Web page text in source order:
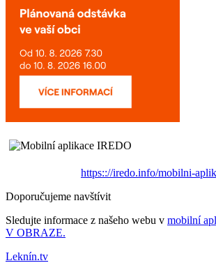
https:://iredo.info/mobilni-
Doporučujeme navštívit
Sledujte informace z našeho webu v mobilní
V OBRAZE.
Leknín.tv